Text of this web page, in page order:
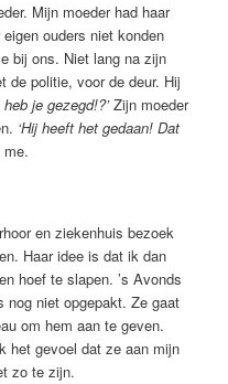
Mijn moeder had haar
ouders niet konden
bij ons. Niet lang na zijn
de politie, voor de deur. Hij
heb je gezegd!?’Zijn moeder
‘Hij heeft het gedaan! Dat
en ziekenhuis bezoek
Haar idee is dat ik dan
hoef te slapen. ’s Avonds
nog niet opgepakt. Ze gaat
om hem aan te geven.
het gevoel dat ze aan mijn
zo te zijn.